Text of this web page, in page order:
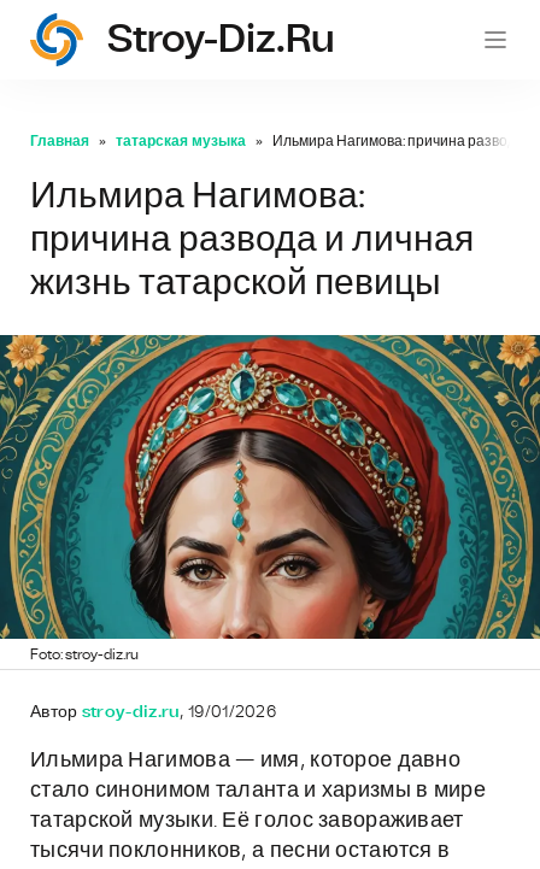
Stroy-Diz.ru
Главная татарская музыка Ильмира Нагимова: причина развода
Ильмира Нагимова:
причина развода и личная
жизнь татарской певицы
Foto: stroy-diz.ru
Автор stroy-diz.ru, 19/01/2026
Ильмира Нагимова — имя, которое давно
стало синонимом таланта и харизмы в мире
татарской музыки. Её голос завораживает
тысячи поклонников, а песни остаются в